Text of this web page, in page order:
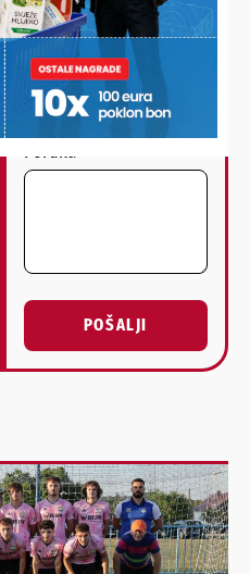
Vaš email
Poruka
POŠALJI
Alternative: